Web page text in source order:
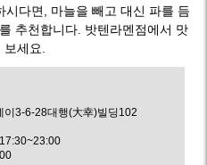
다면, 마늘을 빼고 대신 파를 듬
추천합니다. 밧텐라멘점에서 맛
세요.
이3-6-28대행(大幸)빌딩102